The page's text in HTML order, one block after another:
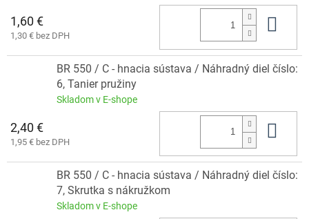
1,60 €
1,30 € bez DPH
BR 550 / C - hnacia sústava / Náhradný diel číslo:
6, Tanier pružiny
Skladom v E-shope
2,40 €
1,95 € bez DPH
BR 550 / C - hnacia sústava / Náhradný diel číslo:
7, Skrutka s nákružkom
Skladom v E-shope